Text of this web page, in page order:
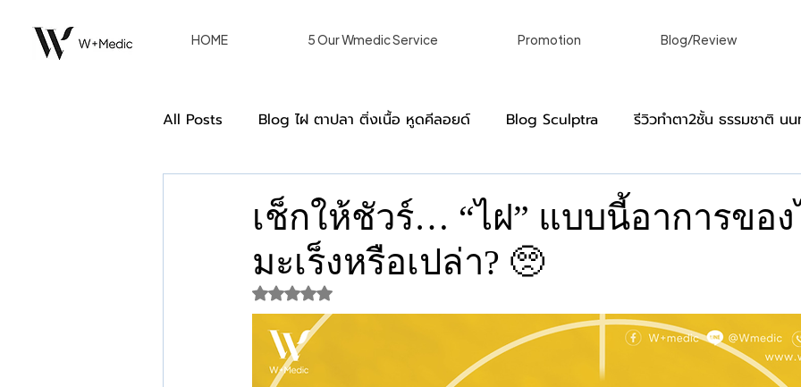
HOME 5 Our Wmedic Service Promotion Blog/Review
All Posts Blog ไฝ ตาปลา ติ่งเนื้อ หูดคีลอยด์ Blog Sculptra รีวิวทําตา2ชั้น ธรรมชาติ น
Double Eyelid ตาสองชั้น [Blog] หมวดหมู่สำหรับผู้ชาย
การรักษาของผู้หญิงด้วยวิธีเลเซอร์ เลเซอร์ขน กําจัดขนถาวร เลเซอร์ถาวร
we care หลังรักษา W+ Medic Clinic ศัลยกรรมตกแต่งร่างกายในแบบที่ของคุณ รักษา
เช็กให้ชัวร์… “ไฝ” แบบนี้อาการของ
มะเร็งหรือเปล่า? 🥺
ได้รับ NaN เต็ม 5 ดาว